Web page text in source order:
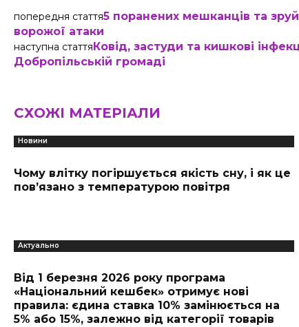
попередня стаття5 поранених мешканців та
ворожої атаки
наступна статтяКовід, застуди та кишкові
Добропільській громаді
СХОЖІ МАТЕРІАЛИ
Новини
Чому влітку погіршується якість сну, і як це
пов’язано з температурою повітря
Актуально
Від 1 березня 2026 року програма
«Національний кешбек» отримує нові
правила: єдина ставка 10% замінюється на
5% або 15%, залежно від категорії товарів